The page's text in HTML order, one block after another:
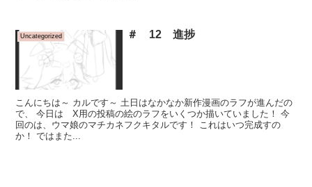
Uncategorized ＃ 12 進捗
こんにちは～ カルです～ 土日はなかなか新作漫画のラフが進んだの
で、 今日は X用の投稿の絵のラフをいくつか描いていました！ 今
回のは、ウマ娘のマチカネフクキタルです！ これはいつ完成すの
か！ ではまた...